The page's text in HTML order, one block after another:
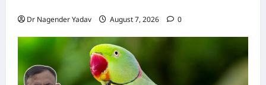
Dr Nagender Yadav August 7, 2026 0